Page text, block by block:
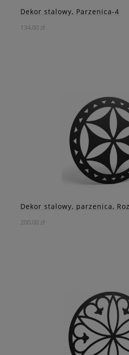
Dekor stalowy, Parzenica-4
134,00 zł
stalowej parzenicy, która
charakter Twojej przestrzeni.
DO
ZOBACZ
Dekor stalowy, parzenica,
200,00 zł
Dodaj elegancji i charakteru
stalowej dekoracji ściennej w
DO